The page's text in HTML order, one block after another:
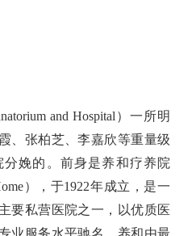
and Hospital）一所明
、张柏芝、李嘉欣等重量级
娩的。前身是养和疗养院
），于1922年成立，是一
要私营医院之一，以优质医
业服务水平驰名。养和由最